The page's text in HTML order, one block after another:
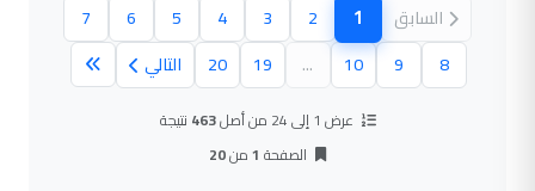
السابق 1
(الصفحة الحالية)
2
3
4
5
6
7
8
9
10
...
19
20 التالي
عرض 1 إلى 24 من أصل 463 نتيجة
الصفحة 1من20